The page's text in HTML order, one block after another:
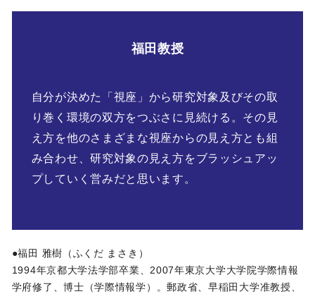
福田教授
自分が決めた「視座」から研究対象及びその取
り巻く環境の双方をつぶさに見続ける。その見
え方を他のさまざまな視座からの見え方とも組
み合わせ、研究対象の見え方をブラッシュアッ
プしていく営みだと思います。
●福田 雅樹（ふくだ まさき）
1994年京都大学法学部卒業、2007年東京大学大学院学際情報
学府修了、博士（学際情報学）。郵政省、早稲田大学准教授、